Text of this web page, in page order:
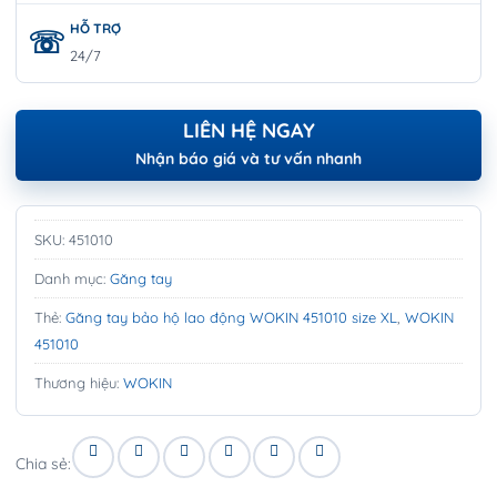
HỖ TRỢ
24/7
LIÊN HỆ NGAY
Nhận báo giá và tư vấn nhanh
SKU: 451010
Danh mục: Găng tay
Thẻ: Găng tay bảo hộ lao động WOKIN 451010 size XL
WOKIN
451010
Thương hiệu: WOKIN
Chia sẻ: